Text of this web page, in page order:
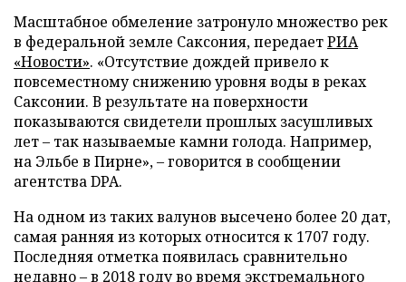
Масштабное обмеление затронуло множество рек
в федеральной земле Саксония, передаетРИА
«Новости». «Отсутствие дождей привело к
повсеместному снижению уровня воды в реках
Саксонии. В результате на поверхности
показываются свидетели прошлых засушливых
лет – так называемые камни голода. Например,
на Эльбе в Пирне», – говорится в сообщении
агентства DPA.
На одном из таких валунов высечено более 20 дат,
самая ранняя из которых относится к 1707 году.
Последняя отметка появилась сравнительно
недавно – в 2018 году во время экстремального